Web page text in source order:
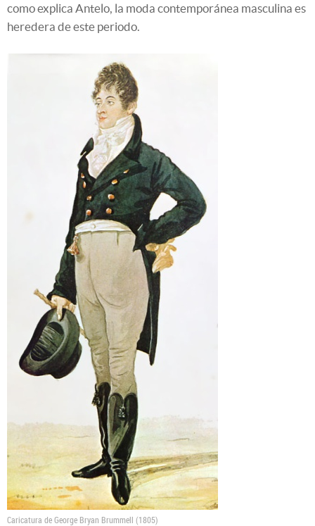
como explica Antelo, la moda contemporánea masculina es
heredera de este periodo.
Caricatura de George Bryan Brummell (1805)